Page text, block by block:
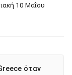
10 Μαΐου
όταν